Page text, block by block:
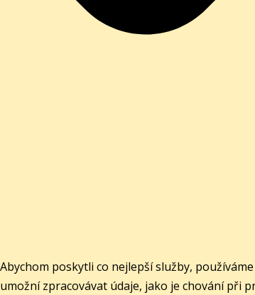
Abychom poskytli co nejlepší služby,
umožní zpracovávat údaje, jako je chování při